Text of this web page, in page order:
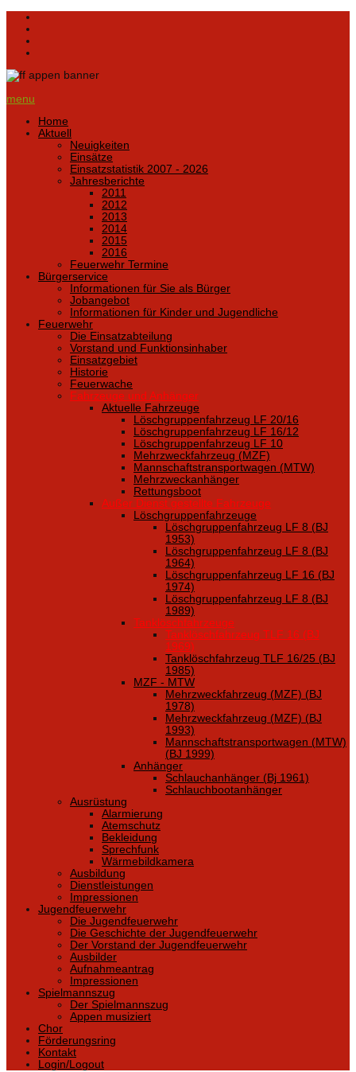
menu
Home
Aktuell
Neuigkeiten
Einsätze
Einsatzstatistik 2007 - 2026
Jahresberichte
2011
2012
2013
2014
2015
2016
Feuerwehr Termine
Bürgerservice
Informationen für Sie als Bürger
Jobangebot
Informationen für Kinder und Jugendliche
Feuerwehr
Die Einsatzabteilung
Vorstand und Funktionsinhaber
Einsatzgebiet
Historie
Feuerwache
Fahrzeuge und Anhänger
Aktuelle Fahrzeuge
Löschgruppenfahrzeug LF 20/16
Löschgruppenfahrzeug LF 16/12
Löschgruppenfahrzeug LF 10
Mehrzweckfahrzeug (MZF)
Mannschaftstransportwagen (MTW)
Mehrzweckanhänger
Rettungsboot
Außer Dienst gestellte Fahrzeuge
Löschgruppenfahrzeuge
Löschgruppenfahrzeug LF 8 (BJ
1953)
Löschgruppenfahrzeug LF 8 (BJ
1964)
Löschgruppenfahrzeug LF 16 (BJ
1974)
Löschgruppenfahrzeug LF 8 (BJ
1989)
Tanklöschfahrzeuge
Tanklöschfahrzeug TLF 16 (BJ
1969)
Tanklöschfahrzeug TLF 16/25 (BJ
1985)
MZF - MTW
Mehrzweckfahrzeug (MZF) (BJ
1978)
Mehrzweckfahrzeug (MZF) (BJ
1993)
Mannschaftstransportwagen (MTW)
(BJ 1999)
Anhänger
Schlauchanhänger (Bj 1961)
Schlauchbootanhänger
Ausrüstung
Alarmierung
Atemschutz
Bekleidung
Sprechfunk
Wärmebildkamera
Ausbildung
Dienstleistungen
Impressionen
Jugendfeuerwehr
Die Jugendfeuerwehr
Die Geschichte der Jugendfeuerwehr
Der Vorstand der Jugendfeuerwehr
Ausbilder
Aufnahmeantrag
Impressionen
Spielmannszug
Der Spielmannszug
Appen musiziert
Chor
Förderungsring
Kontakt
Login/Logout